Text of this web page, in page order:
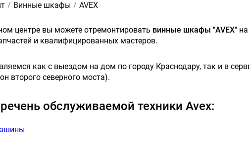
Винные шкафы AVEX
центре вы можете отремонтировать винные шкафы "AVEX"
и квалифицированных мастеров.
как с выездом на дом по городу Краснодару, так и в
второго северного моста).
обслуживаемой техники Avex: